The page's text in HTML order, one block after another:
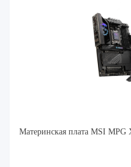
Материнская плата MSI